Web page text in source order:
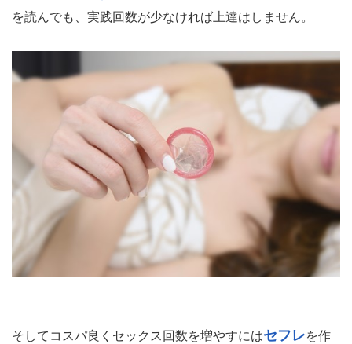
を読んでも、実践回数が少なければ上達はしません。
そしてコスパ良くセックス回数を増やすにはセフレを作